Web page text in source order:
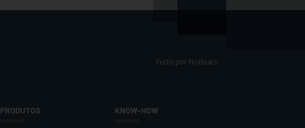
Feito por NoBears
PRODUTOS KNOW-HOW